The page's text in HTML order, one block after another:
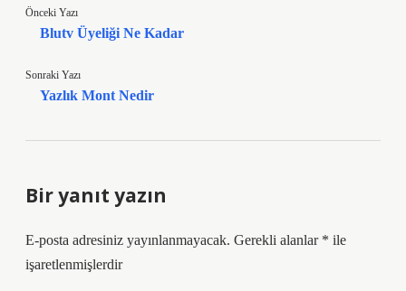
Önceki Yazı
Blutv Üyeliği Ne Kadar
Sonraki Yazı
Yazlık Mont Nedir
Bir yanıt yazın
E-posta adresiniz yayınlanmayacak. Gerekli alanlar * ile
işaretlenmişlerdir